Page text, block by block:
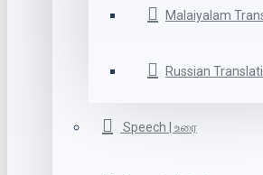
Malaiyalam
Russian
Speech | உரை